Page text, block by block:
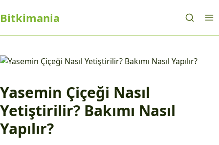
Bitkimania
Yasemin Çiçeği Nasıl
Yetiştirilir? Bakımı Nasıl
Yapılır?